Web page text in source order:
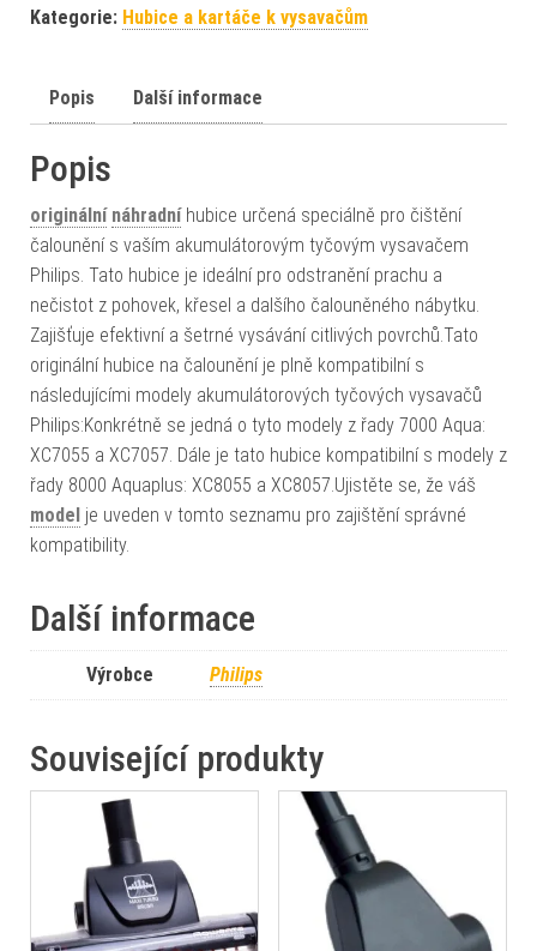
Kategorie: Hubice a kartáče k vysavačům
Popis Další informace
Popis
originální náhradníhubice určená speciálně pro čištění
čalounění s vaším akumulátorovým tyčovým vysavačem
Philips. Tato hubice je ideální pro odstranění prachu a
nečistot z pohovek, křesel a dalšího čalouněného nábytku.
Zajišťuje efektivní a šetrné vysávání citlivých povrchů.Tato
originální hubice na čalounění je plně kompatibilní s
následujícími modely akumulátorových tyčových vysavačů
Philips:Konkrétně se jedná o tyto modely z řady 7000 Aqua:
XC7055 a XC7057. Dále je tato hubice kompatibilní s modely z
řady 8000 Aquaplus: XC8055 a XC8057.Ujistěte se, že váš
model je uveden v tomto seznamu pro zajištění správné
kompatibility.
Další informace
Výrobce Philips
Související produkty